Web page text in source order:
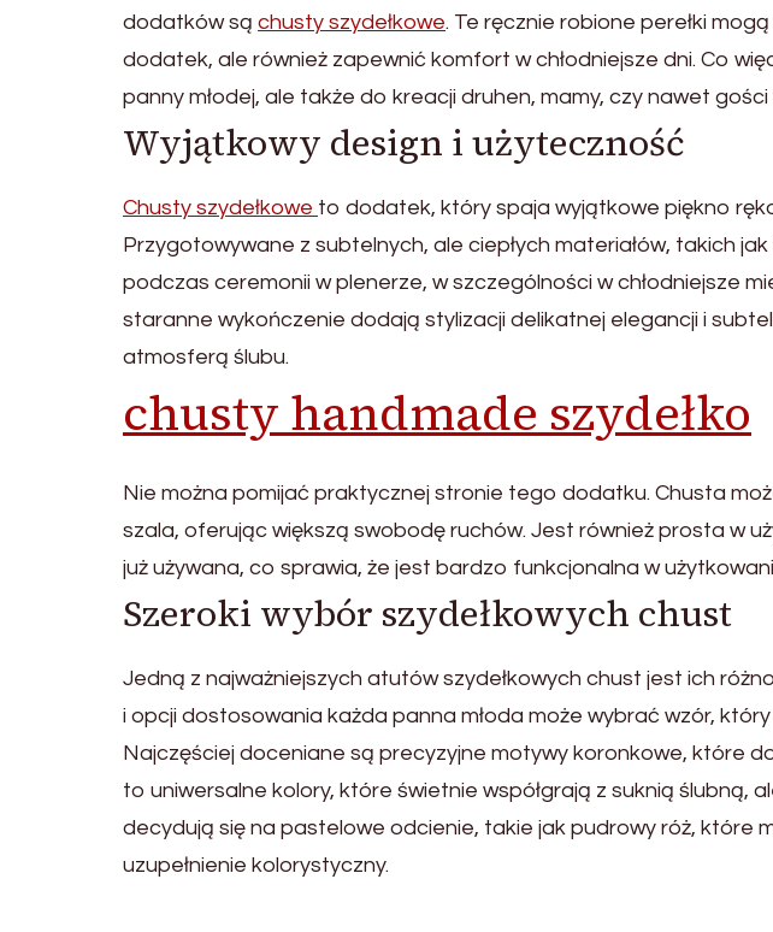
dodatków są chusty szydełkowe. Te ręcznie robione perełki
dodatek, ale również zapewnić komfort w chłodniejsze dni. Co
panny młodej, ale także do kreacji druhen, mamy, czy nawet gości
Wyjątkowy design i użyteczność
Chusty szydełkowe to dodatek, który spaja wyjątkowe piękno
Przygotowywane z subtelnych, ale ciepłych materiałów, takich
podczas ceremonii w plenerze, w szczególności w chłodniejsze
staranne wykończenie dodają stylizacji delikatnej elegancji i
atmosferą ślubu.
chusty handmade szydełko
Nie można pomijać praktycznej stronie tego dodatku. Chusta
szala, oferując większą swobodę ruchów. Jest również prosta w
już używana, co sprawia, że jest bardzo funkcjonalna w
Szeroki wybór szydełkowych chust
Jedną z najważniejszych atutów szydełkowych chust jest ich
i opcji dostosowania każda panna młoda może wybrać wzór, który
Najczęściej doceniane są precyzyjne motywy koronkowe, które
to uniwersalne kolory, które świetnie współgrają z suknią ślubną,
decydują się na pastelowe odcienie, takie jak pudrowy róż, które
uzupełnienie kolorystyczny.